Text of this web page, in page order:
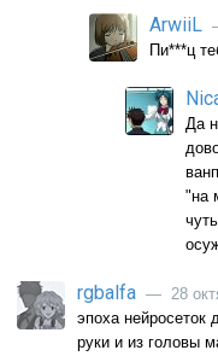
ArwiiL
Пи***ц
Да
"на
rgbalfa — 28
эпоха нейросеток
руки и из головы